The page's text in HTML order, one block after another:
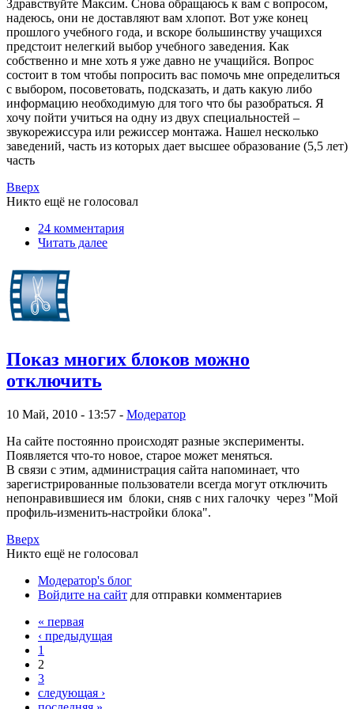
Здравствуйте Максим. Снова обращаюсь к вам с вопросом,
надеюсь, они не доставляют вам хлопот. Вот уже конец
прошлого учебного года, и вскоре большинству учащихся
предстоит нелегкий выбор учебного заведения. Как
собственно и мне хоть я уже давно не учащийся. Вопрос
состоит в том чтобы попросить вас помочь мне определиться
с выбором, посоветовать, подсказать, и дать какую либо
информацию необходимую для того что бы разобраться. Я
хочу пойти учиться на одну из двух специальностей –
звукорежиссура или режиссер монтажа. Нашел несколько
заведений, часть из которых дает высшее образование (5,5 лет)
часть
Вверх
Никто ещё не голосовал
24 комментария
Читать далее
Показ многих блоков можно
отключить
10 Май, 2010 - 13:57 - Модератор
На сайте постоянно происходят разные эксперименты.
Появляется что-то новое, старое может меняться.
В связи с этим, администрация сайта напоминает, что
зарегистрированные пользователи всегда могут отключить
непонравившиеся им блоки, сняв с них галочку через "Мой
профиль-изменить-настройки блока".
Вверх
Никто ещё не голосовал
Модератор's блог
Войдите на сайт для отправки комментариев
« первая
‹ предыдущая
1
2
3
следующая ›